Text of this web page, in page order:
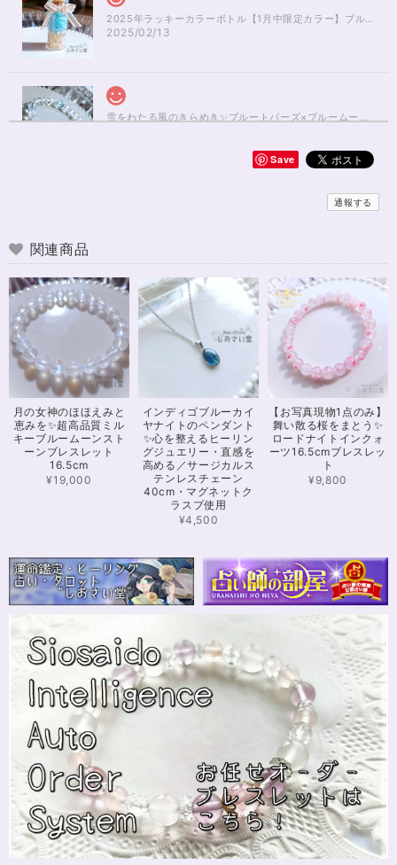
2025年ラッキーカラーボトル【1月中限定カラー】ブルーアパタイト×ルチルクォーツさざれ石
2025/02/13
雪をわたる風のきらめき✨ブルートパーズ×ブルームーンストーンブレスレット17cm
ョンが上がりました！ ラッピングも可愛く、梱包もすごく丁寧で袋を開け
るのが 勿体無いくらいでした！ おまけで付いてきたさざれも可愛くて綺麗
うございました！ また機会があったら利用したいと思います。 この度は本
当にありがとうございました！
※16.5cmオーダー 努力を成功に導く✨ガーネット入りブレスレット15cm
2024/12/18
可愛いお品をありがとうございます。陽に当たるとキラキラして、とても可
愛いです！とくにシトリンの色味がとても気に入りました。まだ、気になる
ブレスレットがたくさんあったので、また購入させていただきたいと思いま
す。また親切で迅速、丁寧な対応をしてくださりありがとうございました。
さざれながら、カイヤナイトのブルーバンドやジラソールアイが見える石も
ありました きれいな石をありがとうございます⭐︎
シンデレラのパワーストーンブレスレット「夢は希むもの」✨ブルーカルセドニー16cm
ステンレス→水晶変更
2024/10/24
本日無事に、到着しました！ ワクワクしながら開封しました(*^^*) とって
もキレイな色合いで、手に取るとほんのり温かく感じ元気になる気がしま
す！リボンのメッセージも大事にします(*^^*)まさかのお名前が(芸名なの
でしょうかね？^^)同じでびっくり♡嬉しいです♡ 次回は、オーダーをお願
いしてみたいなと思いました！
インスピレーションの湧泉✨アクアオーラブレスレット15.5cm
2024/10/22
Save
通報する
関連商品
月の女神のほほえみと
恵みを✨超高品質ミル
キーブルームーンスト
ーンブレスレット
16.5cm
¥19,000
インディゴブルーカイ
ヤナイトのペンダント
✨心を整えるヒーリン
グジュエリー・直感を
高める／サージカルス
テンレスチェーン
40cm・マグネットク
ラスプ使用
¥4,500
【お写真現物1点のみ】
舞い散る桜をまとう✨
ロードナイトインクォ
ーツ16.5cmブレスレッ
ト
¥9,800